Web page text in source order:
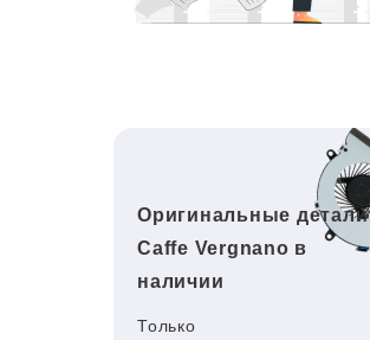
Оригинальные детали
Caffe Vergnano в
наличии
Только